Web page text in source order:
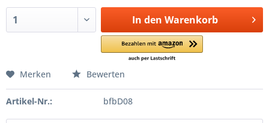
In den Warenkorb
Merken Bewerten
Artikel-Nr.: bfbD08